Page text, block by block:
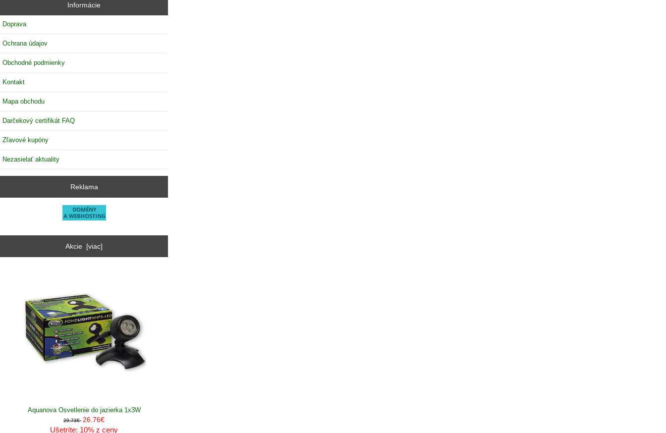
Informácie
Doprava
Ochrana údajov
Obchodné podmienky
Kontakt
Mapa obchodu
Darčekový certifikát FAQ
Zľavové kupóny
Nezasielať aktuality
Reklama
Akcie [viac]
Aquanova Osvetlenie do jazierka 1x3W
29.73€ 26.76€
Ušetríte: 10% z ceny